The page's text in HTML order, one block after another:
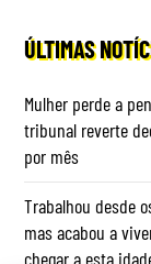
ÚLTIMAS
Mulher perde a
tribunal reverte
por mês
Trabalhou desde
mas acabou a
chegar a esta